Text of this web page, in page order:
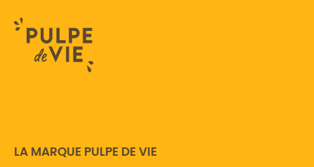
LA MARQUE PULPE DE VIE